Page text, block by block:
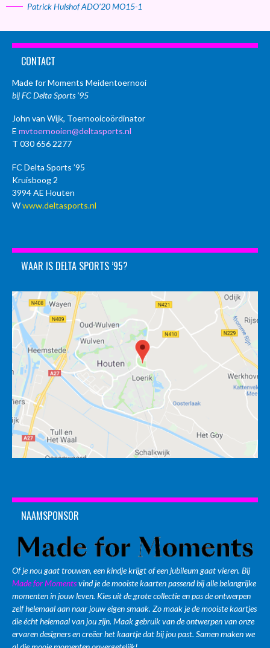
Patrick Hulshof ADO’20 MO15-1
CONTACT
Made for Moments Meidentoernooi
bij FC Delta Sports ’95
John van Wijk, Toernooicoördinator
E mvtoernooien@deltasports.nl
T 030 656 2277
FC Delta Sports ’95
Kruisboog 2
3994 AE Houten
Wwww.deltasports.nl
WAAR IS DELTA SPORTS ’95?
NAAMSPONSOR
Of je nou gaat trouwen, een kindje krijgt of een jubileum gaat vieren. Bij
Made for Momentsvind je de mooiste kaarten passend bij alle belangrijke
momenten in jouw leven. Kies uit de grote collectie en pas de ontwerpen
zelf helemaal aan naar jouw eigen smaak. Zo maak je de mooiste kaartjes
die écht helemaal van jou zijn. Maak gebruik van de ontwerpen van onze
ervaren designers en creëer het kaartje dat bij jou past. Samen maken we